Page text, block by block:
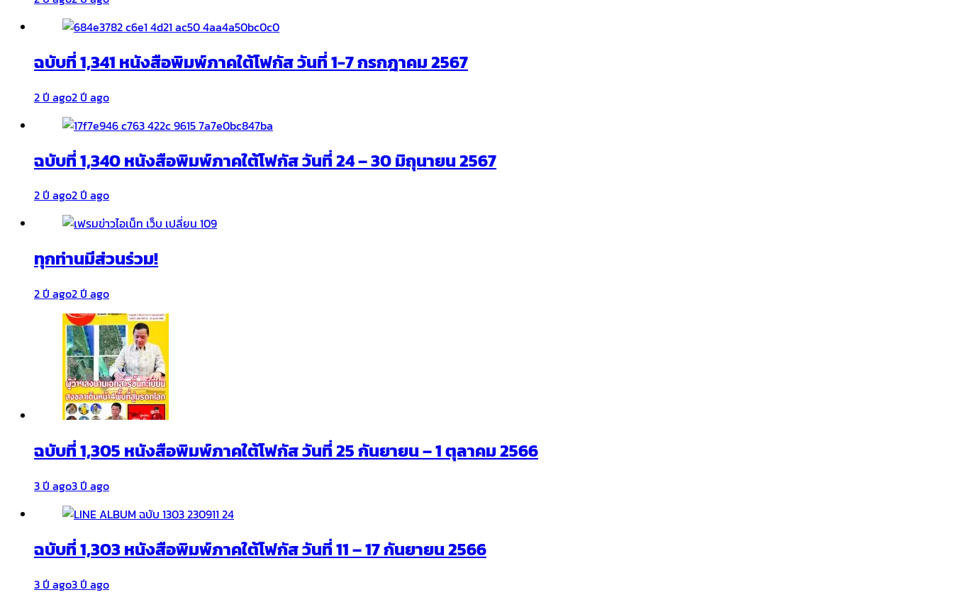
ฉบับที่ 1,341 หนังสือพิมพ์ภาคใต้โฟกัส วันที่ 1-7 กรกฎาคม 2567
2 ปี ago2 ปี ago
ฉบับที่ 1,340 หนังสือพิมพ์ภาคใต้โฟกัส วันที่ 24 – 30 มิถุนายน 2567
2 ปี ago2 ปี ago
ทุกท่านมีส่วนร่วม!
2 ปี ago2 ปี ago
ฉบับที่ 1,305 หนังสือพิมพ์ภาคใต้โฟกัส วันที่ 25 กันยายน – 1 ตุลาคม 2566
3 ปี ago3 ปี ago
ฉบับที่ 1,303 หนังสือพิมพ์ภาคใต้โฟกัส วันที่ 11 – 17 กันยายน 2566
3 ปี ago3 ปี ago